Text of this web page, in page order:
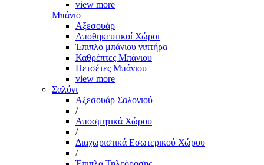
view more
Μπάνιο
Αξεσουάρ
Αποθηκευτικοί Χώροι
Έπιπλο μπάνιου νιπτήρα
Καθρέπτες Μπάνιου
Πετσέτες Μπάνιου
view more
Σαλόνι
Αξεσουάρ Σαλονιού
/
Αποσμητικά Χώρου
/
Διαχωριστικά Εσωτερικού Χώρου
/